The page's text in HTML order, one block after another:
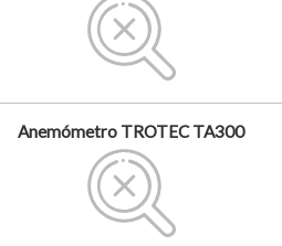
Anemómetro TROTEC TA300